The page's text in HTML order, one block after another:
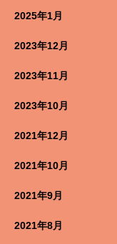
2025年1月
2023年12月
2023年11月
2023年10月
2021年12月
2021年10月
2021年9月
2021年8月